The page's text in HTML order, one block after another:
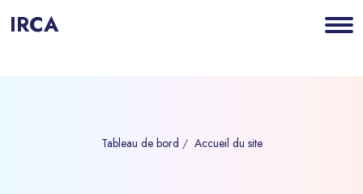
IRCA
Tableau de bord Accueil du site